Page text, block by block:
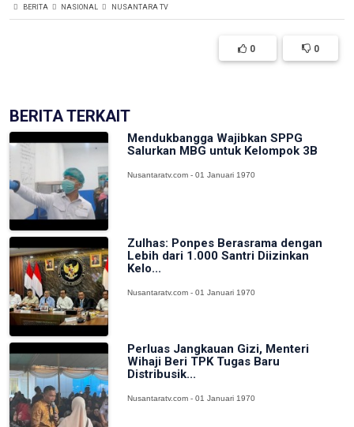
BERITA NASIONAL NUSANTARA TV
0 0
BERITA TERKAIT
Mendukbangga Wajibkan SPPG
Salurkan MBG untuk Kelompok 3B
Nusantaratv.com - 01 Januari 1970
Zulhas: Ponpes Berasrama dengan
Lebih dari 1.000 Santri Diizinkan
Kelo...
Nusantaratv.com - 01 Januari 1970
Perluas Jangkauan Gizi, Menteri
Wihaji Beri TPK Tugas Baru
Distribusik...
Nusantaratv.com - 01 Januari 1970